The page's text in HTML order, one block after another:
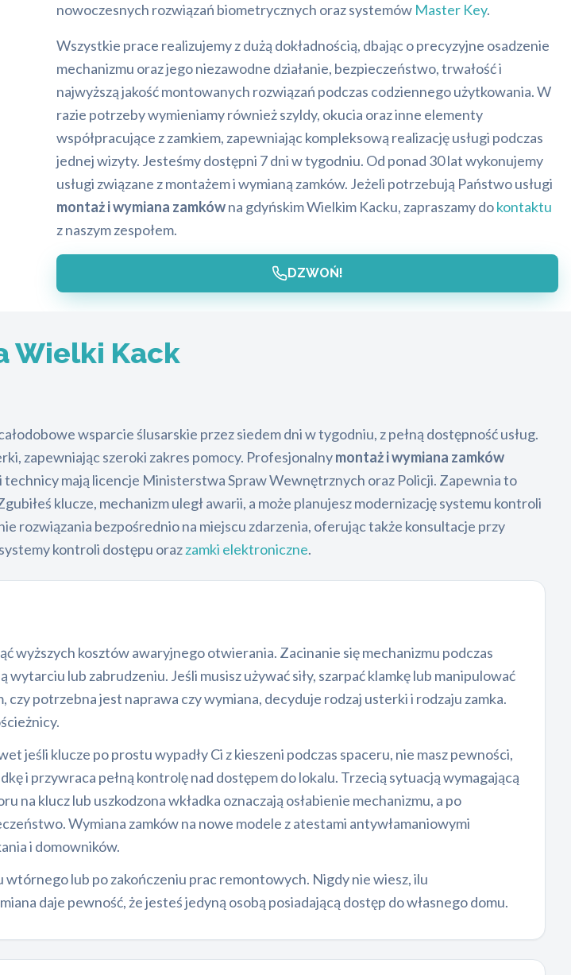
nowoczesnych rozwiązań biometrycznych oraz systemów Master Key.
Wszystkie prace realizujemy z dużą dokładnością, dbając o precyzyjne osadzenie
mechanizmu oraz jego niezawodne działanie, bezpieczeństwo, trwałość i
najwyższą jakość montowanych rozwiązań podczas codziennego użytkowania. W
razie potrzeby wymieniamy również szyldy, okucia oraz inne elementy
współpracujące z zamkiem, zapewniając kompleksową realizację usługi podczas
jednej wizyty. Jesteśmy dostępni 7 dni w tygodniu. Od ponad 30 lat wykonujemy
usługi związane z montażem i wymianą zamków. Jeżeli potrzebują Państwo usługi
montaż i wymiana zamkówna gdyńskim Wielkim Kacku, zapraszamy dokontaktu
z naszym zespołem.
DZWOŃ!
Wielki Kack
wsparcie ślusarskie przez siedem dni w tygodniu, z pełną dostępność usług.
zapewniając szeroki zakres pomocy. Profesjonalnymontaż i wymiana zamków
technicy mają licencje Ministerstwa Spraw Wewnętrznych oraz Policji. Zapewnia to
klucze, mechanizm uległ awarii, a może planujesz modernizację systemu kontroli
rozwiązania bezpośrednio na miejscu zdarzenia, oferując także konsultacje przy
kontroli dostępu orazzamki elektroniczne.
wyższych kosztów awaryjnego otwierania. Zacinanie się mechanizmu podczas
lub zabrudzeniu. Jeśli musisz używać siły, szarpać klamkę lub manipulować
potrzebna jest naprawa czy wymiana, decyduje rodzaj usterki i rodzaju zamka.
klucze po prostu wypadły Ci z kieszeni podczas spaceru, nie masz pewności,
i przywraca pełną kontrolę nad dostępem do lokalu. Trzecią sytuacją wymagającą
na klucz lub uszkodzona wkładka oznaczają osłabienie mechanizmu, a po
Wymiana zamków na nowe modele z atestami antywłamaniowymi
i domowników.
lub po zakończeniu prac remontowych. Nigdy nie wiesz, ilu
daje pewność, że jesteś jedyną osobą posiadającą dostęp do własnego domu.